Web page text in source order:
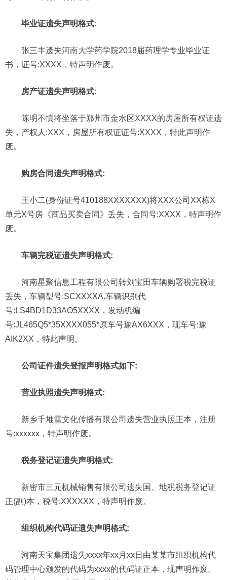
毕业证遗失声明格式:
张三丰遗失河南大学药学院2018届药理学专业毕业证
书，证号:XXXX，特声明作废。
房产证遗失声明格式:
陈明不慎将坐落于郑州市金水区XXXX的房屋所有权证遗
失，产权人:XXX，房屋所有权证证号:XXXX，特此声明作
废。
购房合同遗失声明格式:
王小二(身份证号410188XXXXXXX)将XXX公司XX栋X
单元X号房《商品买卖合同》丢失，合同号:XXXX，特声明作
废。
车辆完税证遗失声明格式:
河南星聚信息工程有限公司转刘宝田车辆购署税完税证
丢失，车辆型号:SCXXXXA.车辆识别代
号:LS4BD1D33AO5XXXX，发动机编
号:JL465Q5*35XXXX055*原车号豫AX6XXX，现车号:豫
AIK2XX，特此声明。
公司证件遗失登报声明格式如下:
营业执照遗失声明格式:
新乡千堆雪文化传播有限公司遗失营业执照正本，注册
号:xxxxxx，特声明作废。
税务登记证遗失声明格式:
新密市三元机械销售有限公司遗失国、地税税务登记证
正(副)本，税号:XXXXXX，特声明作废。
组织机构代码证遗失声明格式:
河南天宝集团遗失xxxx年xx月xx日由某某市组织机构代
码管理中心颁发的代码为xxxx的代码证正本，现声明作废。